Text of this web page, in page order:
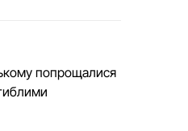
попрощалися